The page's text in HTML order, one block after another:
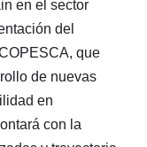
en el sector
del
que
de nuevas
en
con la